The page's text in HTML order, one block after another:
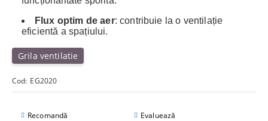
Flux optim de aer: contribuie la o ventilație
eficientă a spațiului.
Grila ventilatie
Cod: EG2020
Recomandă
Evaluează